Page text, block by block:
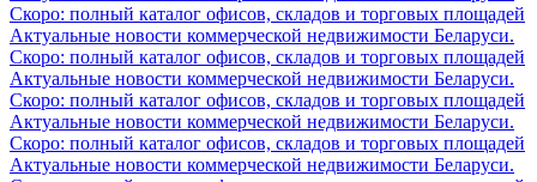
Скоро: полный каталог офисов, складов и торговых площадей
Актуальные новости коммерческой недвижимости Беларуси.
Скоро: полный каталог офисов, складов и торговых площадей
Актуальные новости коммерческой недвижимости Беларуси.
Скоро: полный каталог офисов, складов и торговых площадей
Актуальные новости коммерческой недвижимости Беларуси.
Скоро: полный каталог офисов, складов и торговых площадей
Актуальные новости коммерческой недвижимости Беларуси.